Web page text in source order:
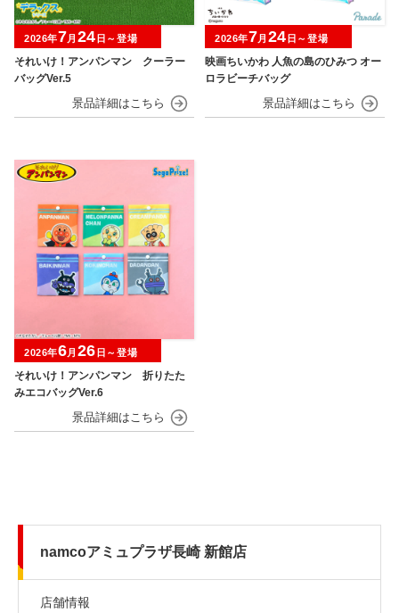
それいけ！アンパンマン クーラー
バッグVer.5
2026年7月 24 日～登場
映画ちいかわ 人魚の島のひみつ オー
ロラビーチバッグ
2026年7月 24 日～登場
それいけ！アンパンマン 折りたた
みエコバッグVer.6
2026年6月 26 日～登場
namcoアミュプラザ長崎 新館店
店舗情報